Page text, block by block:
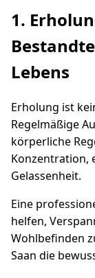
1.
Lebens
Erholung ist
Regelmäßige
körperliche
Konzentration,
Gelassenheit.
Eine
helfen,
Wohlbefinden
Saan die